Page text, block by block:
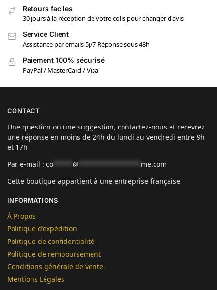
Retours faciles
30 jours à la réception de votre colis pour changer d'avis
Service Client
Assistance par emails 5j/7 Réponse sous 48h
Paiement 100% sécurisé
PayPal / MasterCard / Visa
CONTACT
Une question ou une suggestion, contactez-nous et recevrez
une réponse en moins de 24h du lundi au vendredi entre 9h
et 17h
Par e-mail : co @
me.com
Cette boutique appartient à une entreprise française
INFORMATIONS
À Propos
Politique d’expédition
Politique de confidentialité
Politique de remboursement
Conditions générale de vente
Mentions Légales